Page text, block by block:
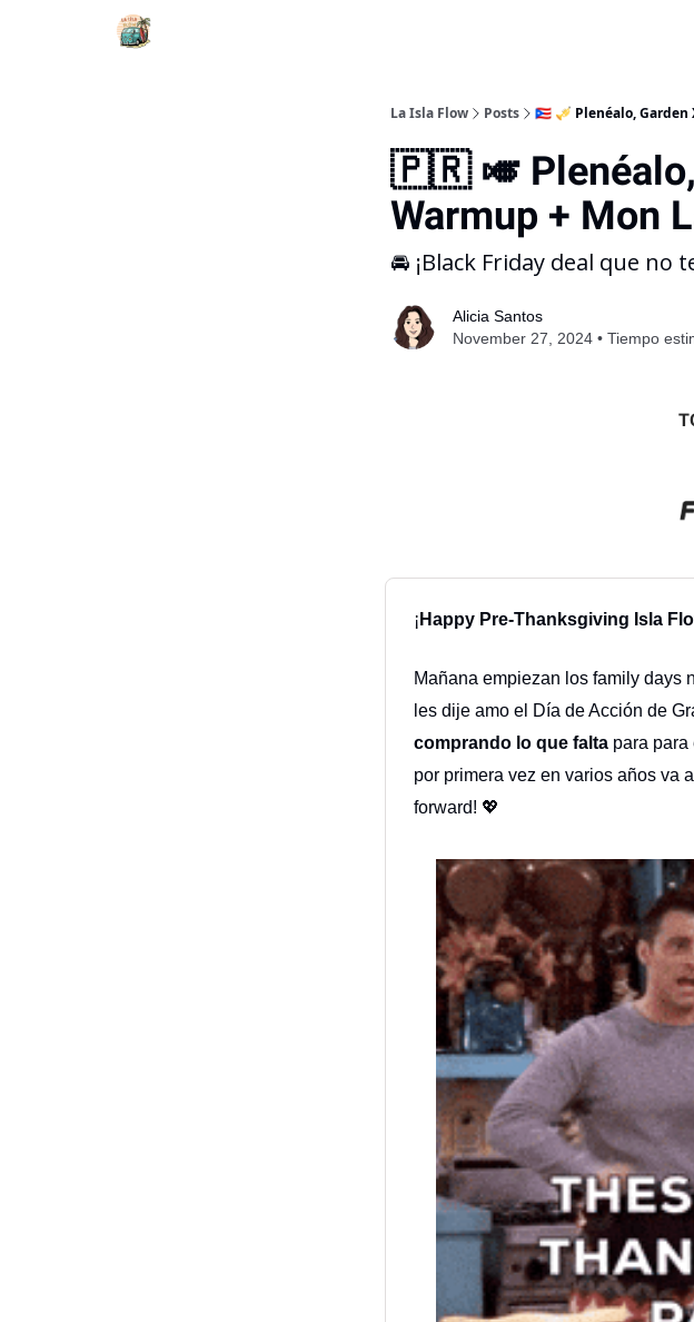
La Isla Flow Posts 🇵🇷 🎺 Plenéalo,
🇵🇷 🎺 Plenéalo,
Warmup + Mon
🚘 ¡Black Friday deal que no
Alicia Santos
November 27, 2024 • Tiempo
¡ Happy Pre-Thanksgiving Isla
Mañana empiezan los family days
les dije amo el Día de Acción de
comprando lo que falta para para
por primera vez en varios años va
forward! 💖